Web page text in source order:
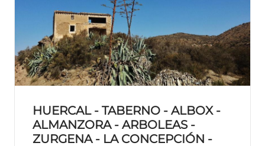
HUERCAL - TABERNO - ALBOX -
ALMANZORA - ARBOLEAS -
ZURGENA - LA CONCEPCIÓN -